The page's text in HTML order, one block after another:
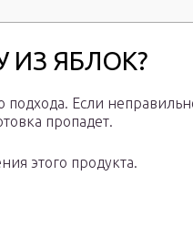
ИЗ ЯБЛОК?
подхода. Если
пропадет.
этого продукта.